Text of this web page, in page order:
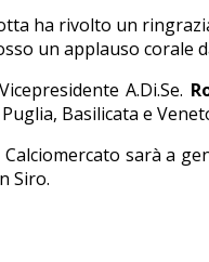
ha rivolto un
un applauso corale
A.Di.Se.
Basilicata e
sarà a
Siro.